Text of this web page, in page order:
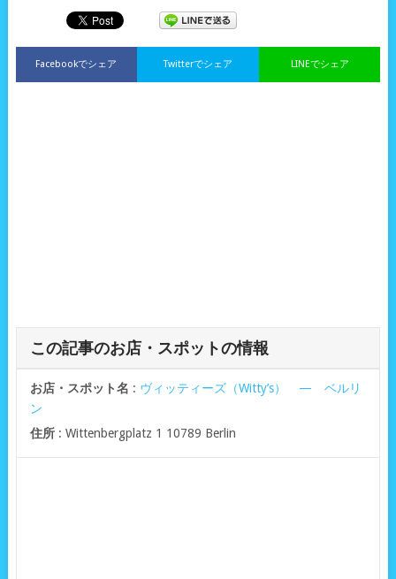
Facebookでシェア LINEでシェア
Twitterでシェア
この記事のお店・スポットの情報
お店・スポット名 : ヴィッティーズ（Witty’s） — ベルリ
ン
住所: Wittenbergplatz 1 10789 Berlin